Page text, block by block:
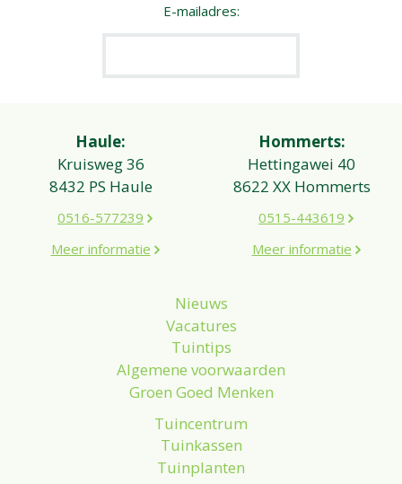
E-mailadres:
Haule:
Kruisweg 36
8432 PS Haule
0516-577239
Meer informatie
Hommerts:
Hettingawei 40
8622 XX Hommerts
0515-443619
Meer informatie
Nieuws
Vacatures
Tuintips
Algemene voorwaarden
Groen Goed Menken
Tuincentrum
Tuinkassen
Tuinplanten